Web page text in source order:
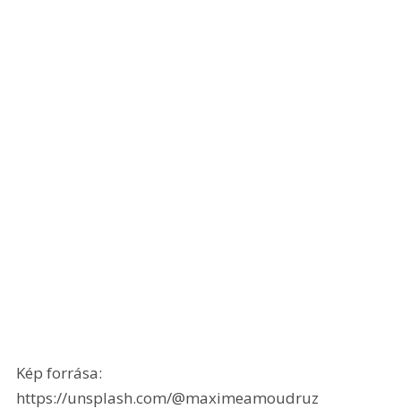
Kép forrása:
https://unsplash.com/@maximeamoudruz